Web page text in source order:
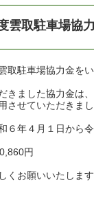
雲取駐車場協
取駐車場協力金を
きました協力金は
させていただきまし
６年４月１日から
円
くお願いいたします